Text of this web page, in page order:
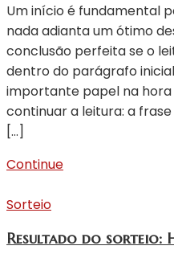
Um início é fundamental
nada adianta um ótimo
conclusão perfeita se o
dentro do parágrafo
importante papel na
continuar a leitura: a
[…]
Continue
Sorteio
Resultado do sorteio: